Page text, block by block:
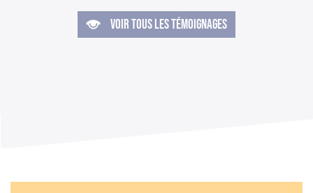
VOIR TOUS LES TÉMOIGNAGES